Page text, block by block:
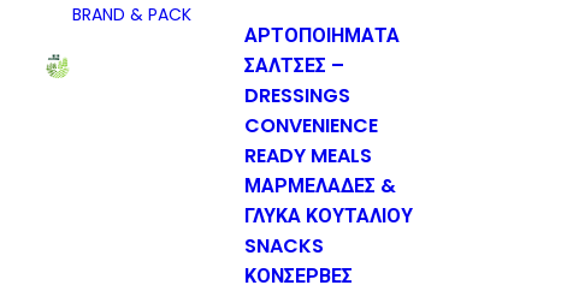
BRAND & PACK
ΑΡΤΟΠΟΙΗΜΑΤΑ
ΣΑΛΤΣΕΣ –
DRESSINGS
CONVENIENCE
READY MEALS
ΜΑΡΜΕΛΑΔΕΣ &
ΓΛΥΚΑ ΚΟΥΤΑΛΙΟΥ
SNACKS
ΚΟΝΣΕΡΒΕΣ